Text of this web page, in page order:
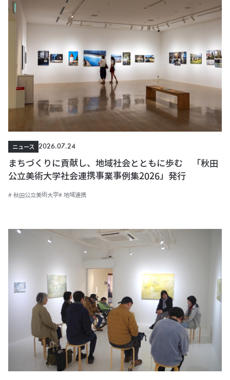
ニュース
2026.07.24
まちづくりに貢献し、地域社会とともに歩む 「秋田
公立美術大学社会連携事業事例集2026」発行
# 秋田公立美術大学# 地域連携